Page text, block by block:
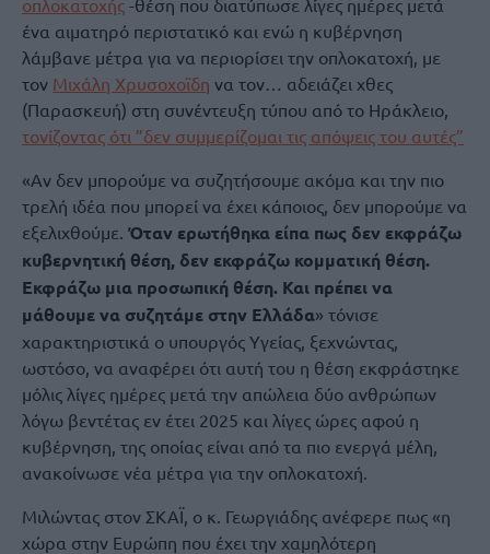
οπλοκατοχής -θέση που διατύπωσε λίγες ημέρες μετά
ένα αιματηρό περιστατικό και ενώ η κυβέρνηση
λάμβανε μέτρα για να περιορίσει την οπλοκατοχή, με
τον Μιχάλη Χρυσοχοϊδη να τον… αδειάζει χθες
(Παρασκευή) στη συνέντευξη τύπου από το Ηράκλειο,
τονίζοντας ότι ”δεν συμμερίζομαι τις απόψεις του αυτές”
«Αν δεν μπορούμε να συζητήσουμε ακόμα και την πιο
τρελή ιδέα που μπορεί να έχει κάποιος, δεν μπορούμε να
εξελιχθούμε. Όταν ερωτήθηκα είπα πως δεν εκφράζω
κυβερνητική θέση, δεν εκφράζω κομματική θέση.
Εκφράζω μια προσωπική θέση. Και πρέπει να
μάθουμε να συζητάμε στην Ελλάδα» τόνισε
χαρακτηριστικά ο υπουργός Υγείας, ξεχνώντας,
ωστόσο, να αναφέρει ότι αυτή του η θέση εκφράστηκε
μόλις λίγες ημέρες μετά την απώλεια δύο ανθρώπων
λόγω βεντέτας εν έτει 2025 και λίγες ώρες αφού η
κυβέρνηση, της οποίας είναι από τα πιο ενεργά μέλη,
ανακοίνωσε νέα μέτρα για την οπλοκατοχή.
Μιλώντας στον ΣΚΑΪ, ο κ. Γεωργιάδης ανέφερε πως «η
χώρα στην Ευρώπη που έχει την χαμηλότερη